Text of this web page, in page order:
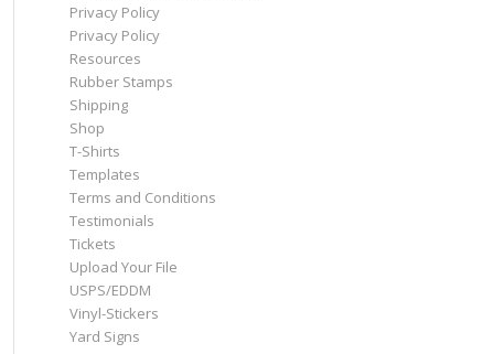
Privacy Policy
Privacy Policy
Resources
Rubber Stamps
Shipping
Shop
T-Shirts
Templates
Terms and Conditions
Testimonials
Tickets
Upload Your File
USPS/EDDM
Vinyl-Stickers
Yard Signs